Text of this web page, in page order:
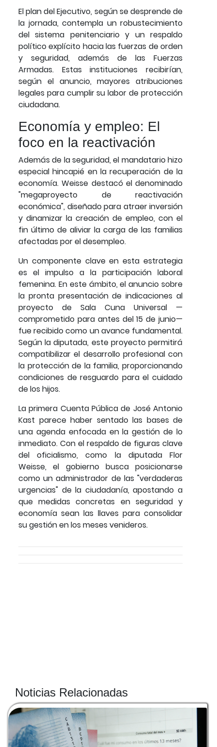
El plan del Ejecutivo, según se desprende de
la jornada, contempla un robustecimiento
del sistema penitenciario y un respaldo
político explícito hacia las fuerzas de orden
y seguridad, además de las Fuerzas
Armadas. Estas instituciones recibirían,
según el anuncio, mayores atribuciones
legales para cumplir su labor de protección
ciudadana.
Economía y empleo: El
foco en la reactivación
Además de la seguridad, el mandatario hizo
especial hincapié en la recuperación de la
economía. Weisse destacó el denominado
"megaproyecto de reactivación
económica", diseñado para atraer inversión
y dinamizar la creación de empleo, con el
fin último de aliviar la carga de las familias
afectadas por el desempleo.
Un componente clave en esta estrategia
es el impulso a la participación laboral
femenina. En este ámbito, el anuncio sobre
la pronta presentación de indicaciones al
proyecto de Sala Cuna Universal —
comprometido para antes del 15 de junio—
fue recibido como un avance fundamental.
Según la diputada, este proyecto permitirá
compatibilizar el desarrollo profesional con
la protección de la familia, proporcionando
condiciones de resguardo para el cuidado
de los hijos.
La primera Cuenta Pública de José Antonio
Kast parece haber sentado las bases de
una agenda enfocada en la gestión de lo
inmediato. Con el respaldo de figuras clave
del oficialismo, como la diputada Flor
Weisse, el gobierno busca posicionarse
como un administrador de las "verdaderas
urgencias" de la ciudadanía, apostando a
que medidas concretas en seguridad y
economía sean las llaves para consolidar
su gestión en los meses venideros.
Noticias Relacionadas